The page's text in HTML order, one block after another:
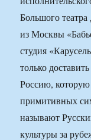
Большого
из Москвы
студия
только
Россию,
примитивных
называют
культуры за